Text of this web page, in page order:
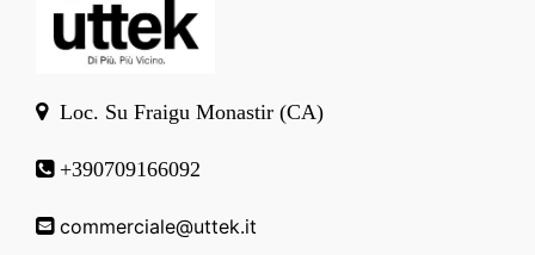
Loc. Su Fraigu Monastir (CA)
+390709166092
commerciale@uttek.it